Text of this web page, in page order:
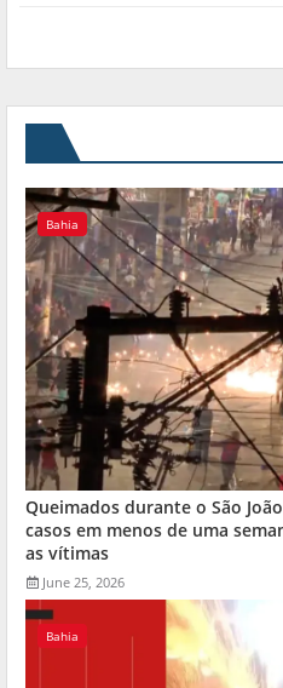
Bahia
Queimados durante o São
casos em menos de uma
as vítimas
June 25, 2026
Bahia